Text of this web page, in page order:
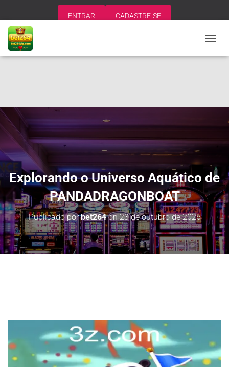
ENTRAR CADASTRE-SE
L
A
Ç
O
Explorando o Universo Aquático de
PANDADRAGONBOAT
Publicado porbet264on23 de outubro de 2026